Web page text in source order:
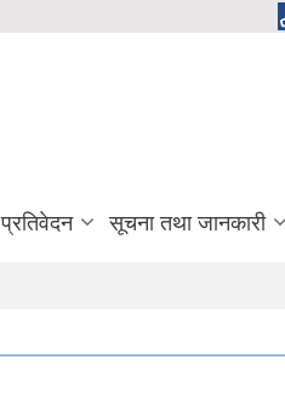
प्रतिवेदन सूचना तथा जानकारी